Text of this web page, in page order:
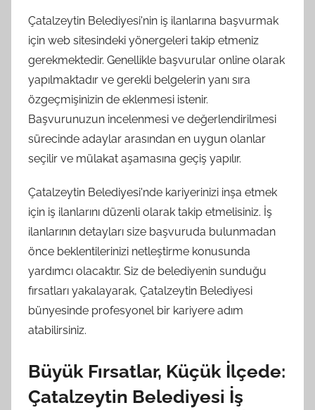
Çatalzeytin Belediyesi'nin iş ilanlarına başvurmak
için web sitesindeki yönergeleri takip etmeniz
gerekmektedir. Genellikle başvurular online olarak
yapılmaktadır ve gerekli belgelerin yanı sıra
özgeçmişinizin de eklenmesi istenir.
Başvurunuzun incelenmesi ve değerlendirilmesi
sürecinde adaylar arasından en uygun olanlar
seçilir ve mülakat aşamasına geçiş yapılır.
Çatalzeytin Belediyesi'nde kariyerinizi inşa etmek
için iş ilanlarını düzenli olarak takip etmelisiniz. İş
ilanlarının detayları size başvuruda bulunmadan
önce beklentilerinizi netleştirme konusunda
yardımcı olacaktır. Siz de belediyenin sunduğu
fırsatları yakalayarak, Çatalzeytin Belediyesi
bünyesinde profesyonel bir kariyere adım
atabilirsiniz.
Büyük Fırsatlar, Küçük İlçede:
Çatalzeytin Belediyesi İş